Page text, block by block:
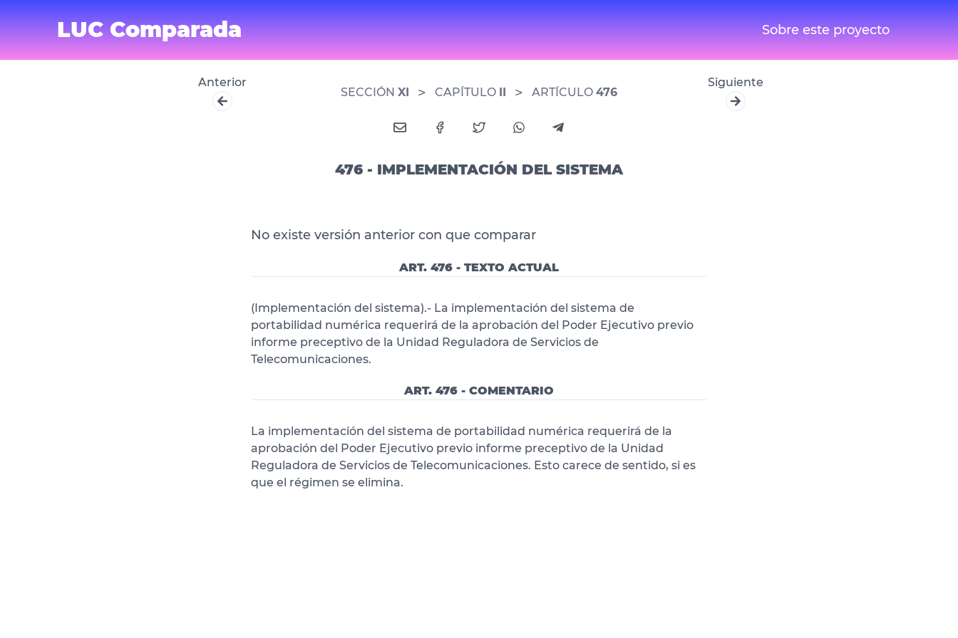
LUC Comparada Sobre este proyecto
Anterior
SECCIÓN XI > CAPÍTULO II > ARTÍCULO 476
Siguiente
476 - IMPLEMENTACIÓN DEL SISTEMA
No existe versión anterior con que comparar
ART. 476 - TEXTO ACTUAL
(Implementación del sistema).- La implementación del sistema de
portabilidad numérica requerirá de la aprobación del Poder Ejecutivo previo
informe preceptivo de la Unidad Reguladora de Servicios de
Telecomunicaciones.
ART. 476 - COMENTARIO
La implementación del sistema de portabilidad numérica requerirá de la
aprobación del Poder Ejecutivo previo informe preceptivo de la Unidad
Reguladora de Servicios de Telecomunicaciones. Esto carece de sentido, si es
que el régimen se elimina.